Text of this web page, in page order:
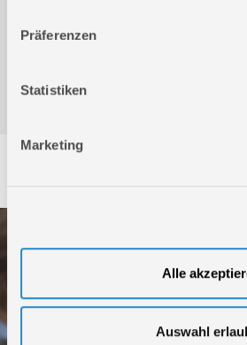
Präferenzen
Statistiken
Marketing
Alle
Auswahl
Produktinformation